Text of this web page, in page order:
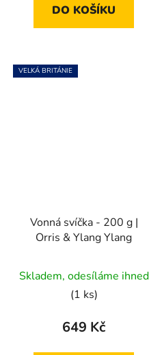
hvězdiček.
DO KOŠÍKU
VELKÁ BRITÁNIE
Vonná svíčka - 200 g |
Orris & Ylang Ylang
Skladem, odesíláme ihned
(1 ks)
649 Kč